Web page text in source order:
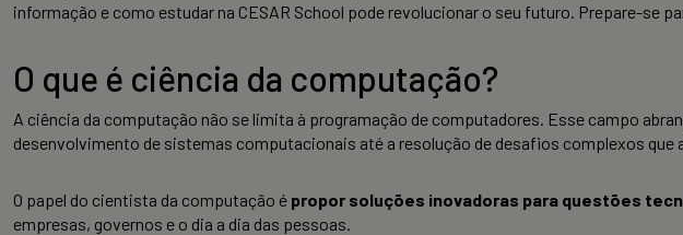
informação e como estudar na CESAR School pode revolucionar o seu futuro. Prepare-se
O que é ciência da computação?
A ciência da computação não se limita à programação de computadores. Esse campo
desenvolvimento de sistemas computacionais até a resolução de desafios complexos que
O papel do cientista da computação é propor soluções inovadoras para questões
empresas, governos e o dia a dia das pessoas.